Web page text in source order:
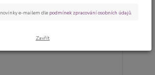
e-mailem dle podmínek zpracování osobních údajů
Zavřít